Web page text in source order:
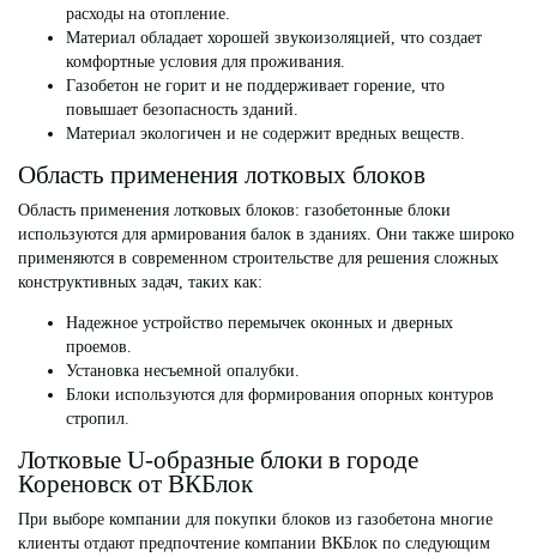
расходы на отопление.
Материал обладает хорошей звукоизоляцией, что создает
комфортные условия для проживания.
Газобетон не горит и не поддерживает горение, что
повышает безопасность зданий.
Материал экологичен и не содержит вредных веществ.
Область применения лотковых блоков
Область применения лотковых блоков: газобетонные блоки
используются для армирования балок в зданиях. Они также широко
применяются в современном строительстве для решения сложных
конструктивных задач, таких как:
Надежное устройство перемычек оконных и дверных
проемов.
Установка несъемной опалубки.
Блоки используются для формирования опорных контуров
стропил.
Лотковые U-образные блоки в городе
Кореновск от ВКБлок
При выборе компании для покупки блоков из газобетона многие
клиенты отдают предпочтение компании ВКБлок по следующим